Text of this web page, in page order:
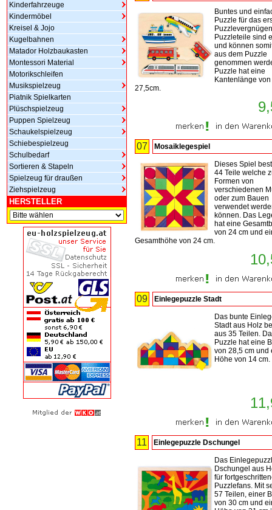
Kinderfahrzeuge
Kindermöbel
Kreisel & Jojo
Kugelbahnen
Matador Holzbaukasten
Montessori Material
Motorikschleifen
Musikspielzeug
Piatnik Spielkarten
Plüschspielzeug
Puppen Spielzeug
Schaukelspielzeug
Schiebespielzeug
Schulbedarf
Sortieren & Stapeln
Spielzeug für draußen
Ziehspielzeug
HERSTELLER
Buntes und
Puzzle für das
Puzzleteile sind
und können
aus dem Puzzle
genommen
Puzzle hat eine
Kantenlänge von
27,5cm.
07 Mosaiklegespiel
Dieses Spiel
44 Teile welche
Formen von
verschiedenen
oder zum Bauen
verwendet
können. Das
hat eine
von 24 cm und
Gesamthöhe von 24 cm.
09 Einlegepuzzle Stadt
Das bunte
Stadt aus Holz
aus 35 Teilen.
Puzzle hat eine
von 28,5 cm und
Höhe von 14 cm.
11 Einlegepuzzle Dschungel
Das
Dschungel aus
für
Puzzlefans. Mit
57 Teilen, einer
von 30 cm und